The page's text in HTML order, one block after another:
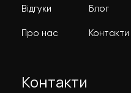
Відгуки
Про нас
Блог
Контакти
Контакти